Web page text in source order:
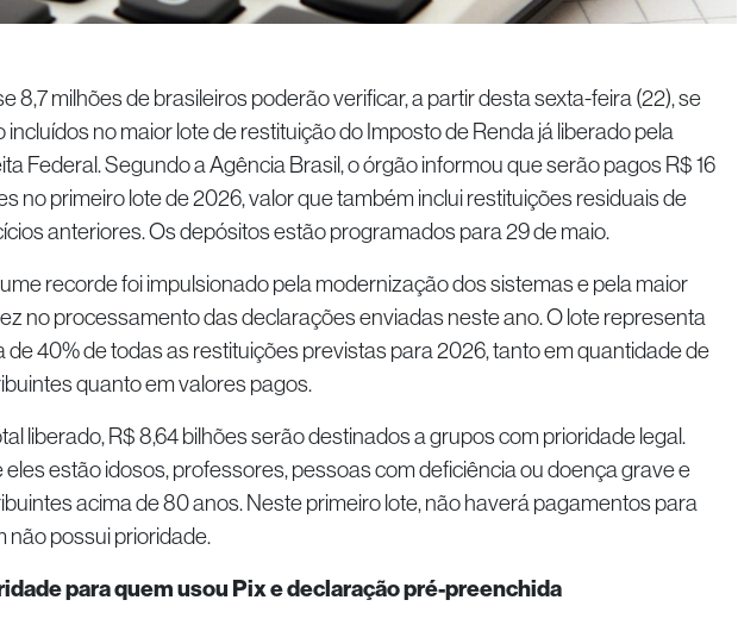
8,7 milhões de brasileiros poderão verificar, a partir desta sexta-feira (22), se
incluídos no maior lote de restituição do Imposto de Renda já liberado pela
Federal. Segundo a Agência Brasil, o órgão informou que serão pagos R$ 16
no primeiro lote de 2026, valor que também inclui restituições residuais de
anteriores. Os depósitos estão programados para 29 de maio.
recorde foi impulsionado pela modernização dos sistemas e pela maior
no processamento das declarações enviadas neste ano. O lote representa
de 40% de todas as restituições previstas para 2026, tanto em quantidade de
quanto em valores pagos.
liberado, R$ 8,64 bilhões serão destinados a grupos com prioridade legal.
eles estão idosos, professores, pessoas com deficiência ou doença grave e
acima de 80 anos. Neste primeiro lote, não haverá pagamentos para
não possui prioridade.
para quem usou Pix e declaração pré-preenchida